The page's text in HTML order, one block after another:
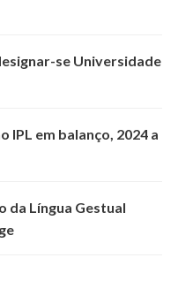
se Universidade
IPL em balanço, 2024 a
da Língua Gestual